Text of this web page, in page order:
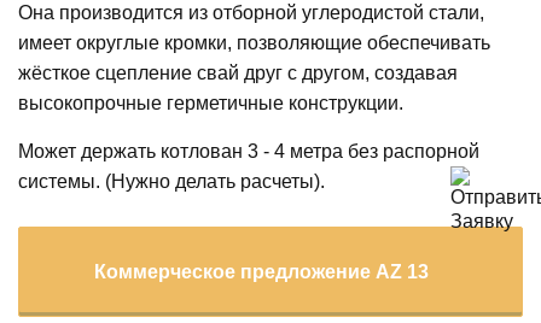
Она производится из отборной углеродистой стали,
имеет округлые кромки, позволяющие обеспечивать
жёсткое сцепление свай друг с другом, создавая
высокопрочные герметичные конструкции.
Может держать котлован 3 - 4 метра без распорной
системы. (Нужно делать расчеты).
Коммерческое предложение AZ 13